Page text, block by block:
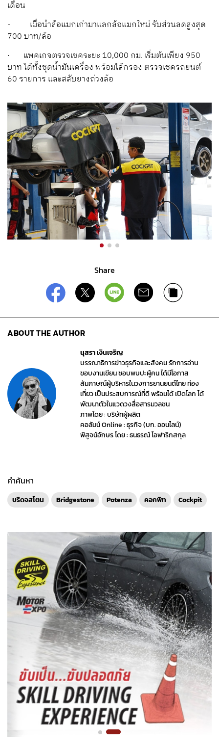
เดือน
- เมื่อนำล้อแมกเก่ามาแลกล้อแมกใหม่ รับส่วนลดสูงสุด
700 บาท/ล้อ
· แพคเกจตรวจเชคระยะ 10,000 กม. เริ่มต้นเพียง 950
บาท ได้ทั้งชุดน้ำมันเครื่อง พร้อมไส้กรอง ตรวจเชครถยนต์
60 รายการ และสลับยางถ่วงล้อ
Share
ABOUT THE AUTHOR
นุสรา เงินเจริญ
บรรณาธิการข่าวธุรกิจและสังคม รักการอ่าน
ขอบงานเขียน ชอบพบปะผู้คน ได้มีโอกาส
สัมภาษณ์ผู้บริหารในวงการยานยนต์ไทย ท่อง
เที่ยว เป็นประสบการณ์ที่ดี พร้อมได้ เปิดโลก ได้
พัฒนาตัวในแวดวงสื่อสารมวลชน
ภาพโดย : บริษัทผู้ผลิต
คอลัมน์ Online : ธุรกิจ (บก. ออนไลน์)
พิสูจน์อักษร โดย : ธนธรณ์ โอฬาริกสกุล
คำค้นหา
บริดจสโตน Bridgestone Potenza คอกพิท Cockpit